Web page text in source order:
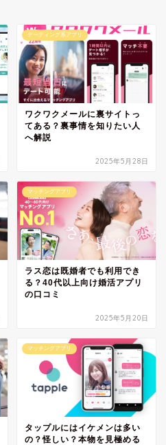
デーティング系アプリ
ワクワクメールに裏サイトっ
てある？裏事情を知りたい人
へ解説
2025年5月28日
マッチングアプリ
ラス恋は既婚者でも利用でき
る？40代以上向け婚活アプリ
の口コミ
2025年5月20日
マッチングアプリ
タップルにはイケメンは多い
の？怪しい？本物を見極める